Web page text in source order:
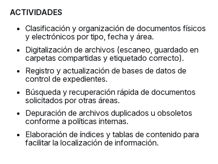
ACTIVIDADES
Clasificación y organización de documentos físicos
y electrónicos por tipo, fecha y área.
Digitalización de archivos (escaneo, guardado en
carpetas compartidas y etiquetado correcto).
Registro y actualización de bases de datos de
control de expedientes.
Búsqueda y recuperación rápida de documentos
solicitados por otras áreas.
Depuración de archivos duplicados u obsoletos
conforme a políticas internas.
Elaboración de índices y tablas de contenido para
facilitar la localización de información.